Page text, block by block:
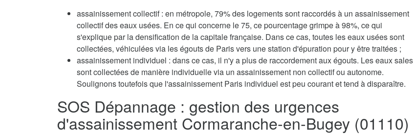
assainissement collectif : en métropole, 79% des logements sont raccordés à un assainissement
collectif des eaux usées. En ce qui concerne le 75, ce pourcentage grimpe à 98%, ce qui
s'explique par la densification de la capitale française. Dans ce cas, toutes les eaux usées sont
collectées, véhiculées via les égouts de Paris vers une station d'épuration pour y être traitées ;
assainissement individuel : dans ce cas, il n'y a plus de raccordement aux égouts. Les eaux sales
sont collectées de manière individuelle via un assainissement non collectif ou autonome.
Soulignons toutefois que l'assainissement Paris individuel est peu courant et tend à disparaître.
SOS Dépannage : gestion des urgences
d'assainissement Cormaranche-en-Bugey (01110)